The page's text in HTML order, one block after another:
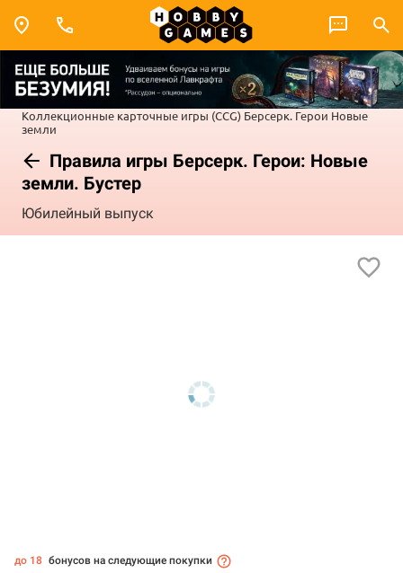
Коллекционные карточные игры (CCG) Берсерк. Герои Новые
земли
Правила игры Берсерк. Герои: Новые
земли. Бустер
Юбилейный выпуск
до 18 бонусов на следующие покупки